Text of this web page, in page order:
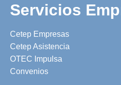
Servicios
Cetep Empresas
Cetep Asistencia
OTEC Impulsa
Convenios